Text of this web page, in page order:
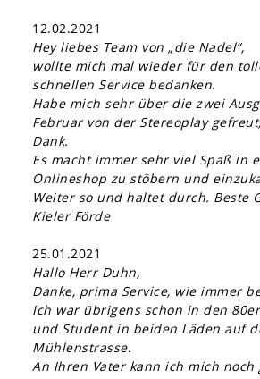
12.02.2021
Hey liebes Team von „die Nadel“,
wollte mich mal wieder für den
schnellen Service bedanken.
Habe mich sehr über die zwei
Februar von der Stereoplay
Dank.
Es macht immer sehr viel Spaß in
Onlineshop zu stöbern und
Weiter so und haltet durch. Beste
Kieler Förde
25.01.2021
Hallo Herr Duhn,
Danke, prima Service, wie immer
Ich war übrigens schon in den
und Student in beiden Läden auf
Mühlenstrasse.
An Ihren Vater kann ich mich noch